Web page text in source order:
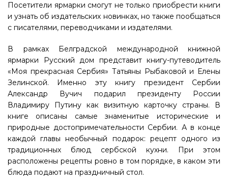
Посетители ярмарки смогут не только приобрести книги
и узнать об издательских новинках, но также пообщаться
с писателями, переводчиками и издателями.
В рамках Белградской международной книжной
ярмарки Русский дом представит книгу-путеводитель
«Моя прекрасная Сербия» Татьяны Рыбаковой и Елены
Зелинской. Именно эту книгу президент Сербии
Александр Вучич подарил президенту России
Владимиру Путину как визитную карточку страны. В
книге описаны самые знаменитые исторические и
природные достопримечательности Сербии. А в конце
каждой главы необычный подарок: рецепт одного из
традиционных блюд сербской кухни. При этом
расположены рецепты ровно в том порядке, в каком эти
блюда подают на праздничный стол.